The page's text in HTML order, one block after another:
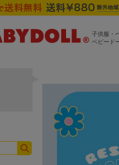
子供服・
ベビード